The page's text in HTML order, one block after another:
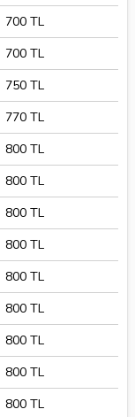
700 TL
700 TL
750 TL
770 TL
800 TL
800 TL
800 TL
800 TL
800 TL
800 TL
800 TL
800 TL
800 TL